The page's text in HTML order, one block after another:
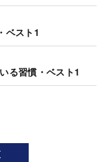
ベスト1
る習慣・ベスト1